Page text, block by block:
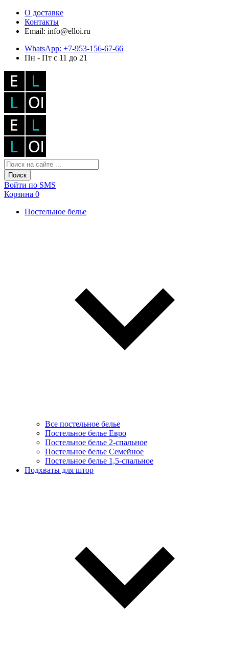
О доставке
Контакты
Email: info@elloi.ru
WhatsApp: +7-953-156-67-66
Пн - Пт с 11 до 21
Поиск
Войти по SMS
Корзина 0
Постельное белье
Все постельное белье
Постельное белье Евро
Постельное белье 2-спальное
Постельное белье Семейное
Постельное белье 1,5-спальное
Подхваты для штор